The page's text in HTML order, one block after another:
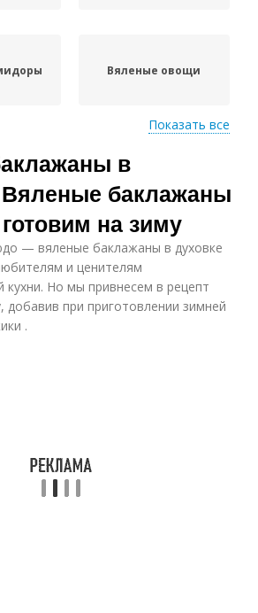
Вяленые овощи
Вяленые перцы
Вяленые сливы
Показать все
в
баклажаны
на зиму
— вяленые баклажаны в духовке
и ценителям
кухни. Но мы привнесем в рецепт
добавив при приготовлении зимней
.